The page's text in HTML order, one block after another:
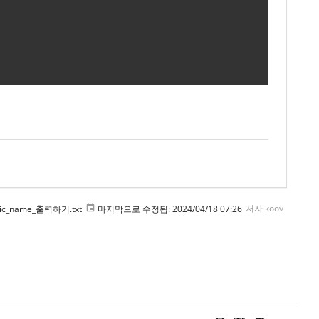
출력하기.txt 마지막으로 수정됨: 2024/04/18 07:26 저자 koov